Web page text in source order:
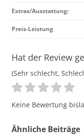
Extras/Ausstattung:
Preis-Leistung
Hat der Review
(Sehr schlecht,
Keine Bewertung
Ähnliche Beiträge